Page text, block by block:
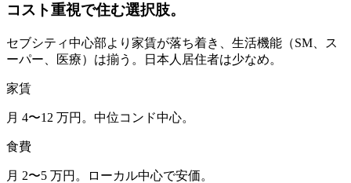
コスト重視で住む選択肢。
セブシティ中心部より家賃が落ち着き、生活機能（SM、ス
ーパー、医療）は揃う。日本人居住者は少なめ。
家賃
月 4〜12 万円。中位コンド中心。
食費
月 2〜5 万円。ローカル中心で安価。